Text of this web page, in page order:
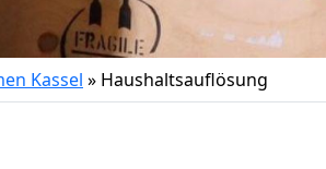
Kassel » Haushaltsauflösung